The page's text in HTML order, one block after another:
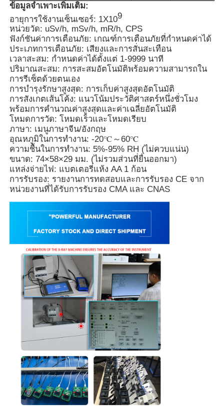
ข้อมูลจำเพาะเพิ่มเติม:
อายุการใช้งานเซ็นเซอร์: 1X109
หน่วยวัด: uSv/h, mSv/h, mR/h, CPS
ฟังก์ชันค่าการเตือนภัย: เกณฑ์การเตือนภัยที่กำหนดค่าได้
ประเภทการเตือนภัย: เสียงและการสั่นสะเทือน
เวลาสะสม: กำหนดค่าได้ตั้งแต่ 1-9999 นาที
ปริมาณสะสม: การสะสมอัตโนมัติพร้อมความสามารถใน
การรีเซ็ตด้วยตนเอง
การบำรุงรักษาสูงสุด: การเก็บค่าสูงสุดอัตโนมัติ
การสังเกตเส้นโค้ง: แนวโน้มประวัติศาสตร์หนึ่งชั่วโมง
พร้อมการคำนวณค่าสูงสุดและค่าเฉลี่ยอัตโนมัติ
โหมดการวัด: โหมดเร็วและโหมดเรียบ
ภาษา: เมนูภาษาจีน/อังกฤษ
อุณหภูมิในการทำงาน: -20℃～60℃
ความชื้นในการทำงาน: 5%-95% RH (ไม่ควบแน่น)
ขนาด: 74×58×29 มม. (ไม่รวมส่วนที่ยื่นออกมา)
แหล่งจ่ายไฟ: แบตเตอรี่แห้ง AA 1 ก้อน
การรับรอง: รายงานการทดสอบและการรับรอง CE จาก
หน่วยงานที่ได้รับการรับรอง CMA และ CNAS